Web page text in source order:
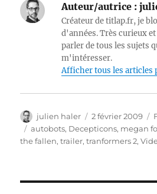
Auteur/autrice :
Créateur de titlap.fr, je
d'années. Très curieux
parler de tous les sujets
m'intéresser.
Afficher tous les articles
Auteur
julien haler
Publié
le
2 février 2009
Étiquettes
autobots, Decepticons, megan
the fallen,trailer,tranformers 2,